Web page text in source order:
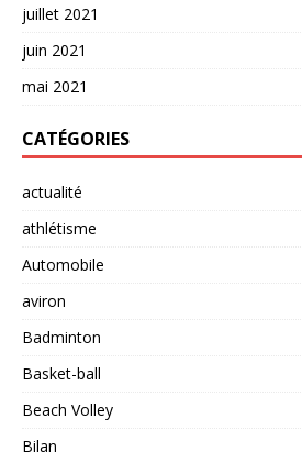
juillet 2021
juin 2021
mai 2021
CATÉGORIES
actualité
athlétisme
Automobile
aviron
Badminton
Basket-ball
Beach Volley
Bilan